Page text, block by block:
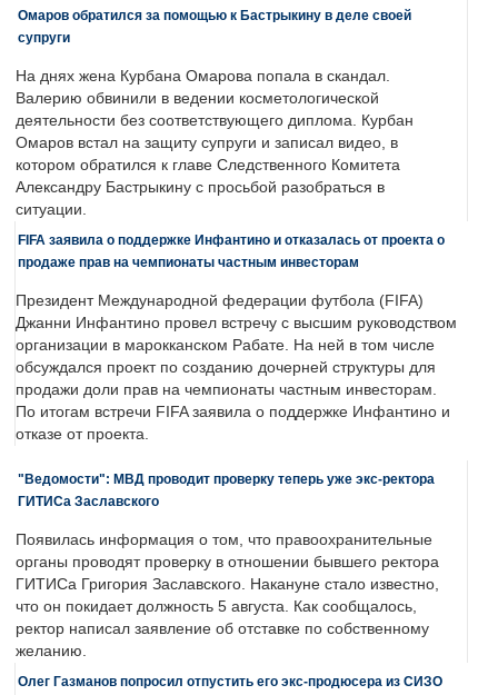
Омаров обратился за помощью к Бастрыкину в деле своей
супруги
На днях жена Курбана Омарова попала в скандал.
Валерию обвинили в ведении косметологической
деятельности без соответствующего диплома. Курбан
Омаров встал на защиту супруги и записал видео, в
котором обратился к главе Следственного Комитета
Александру Бастрыкину с просьбой разобраться в
ситуации.
FIFA заявила о поддержке Инфантино и отказалась от проекта о
продаже прав на чемпионаты частным инвесторам
Президент Международной федерации футбола (FIFA)
Джанни Инфантино провел встречу с высшим руководством
организации в марокканском Рабате. На ней в том числе
обсуждался проект по созданию дочерней структуры для
продажи доли прав на чемпионаты частным инвесторам.
По итогам встречи FIFA заявила о поддержке Инфантино и
отказе от проекта.
"Ведомости": МВД проводит проверку теперь уже экс-ректора
ГИТИСа Заславского
Появилась информация о том, что правоохранительные
органы проводят проверку в отношении бывшего ректора
ГИТИСа Григория Заславского. Накануне стало известно,
что он покидает должность 5 августа. Как сообщалось,
ректор написал заявление об отставке по собственному
желанию.
Олег Газманов попросил отпустить его экс-продюсера из СИЗО